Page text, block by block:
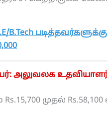
B.Tech
அலுவலக
முதல்